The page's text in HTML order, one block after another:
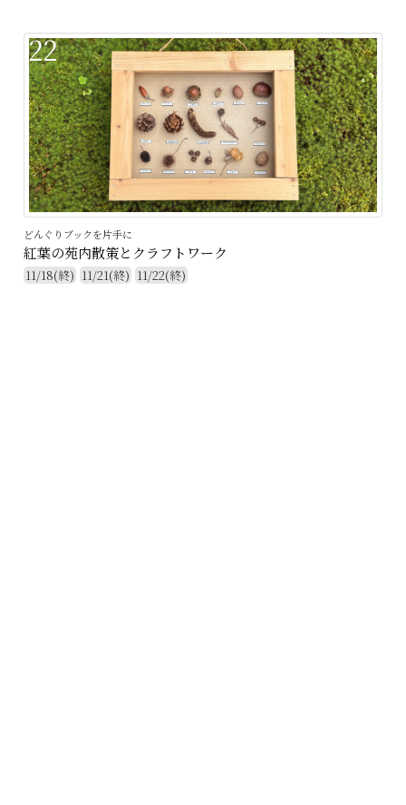
22
どんぐりブックを片手に
紅葉の苑内散策とクラフトワーク
11/18(終) 11/21(終) 11/22(終)